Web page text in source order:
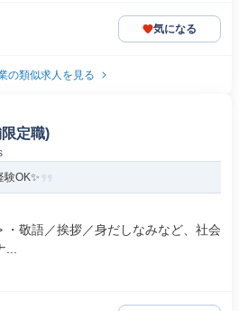
気になる
の類似求人を見る
定職)
験OK✨
・敬語／挨拶／身だしなみなど、社会